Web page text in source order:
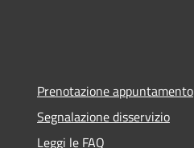
Prenotazione appuntamento
Segnalazione disservizio
Leggi le FAQ